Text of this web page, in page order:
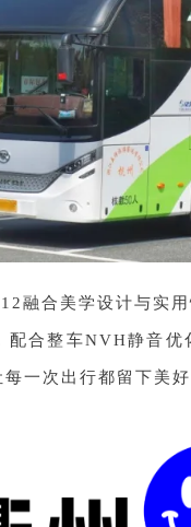
融合美学设计与实
配合整车NVH静音
一次出行都留下美好